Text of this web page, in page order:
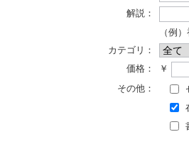
解説：
（例
カテゴリ：
価格：
￥
その他：